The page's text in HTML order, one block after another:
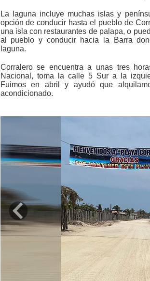
La laguna incluye muchas islas y
opción de conducir hasta el pueblo de
una isla con restaurantes de palapa, o
al pueblo y conducir hacia la Barra
laguna.
Corralero se encuentra a unas tres
Nacional, toma la calle 5 Sur a la
Fuimos en abril y ayudó que
acondicionado.
Previous